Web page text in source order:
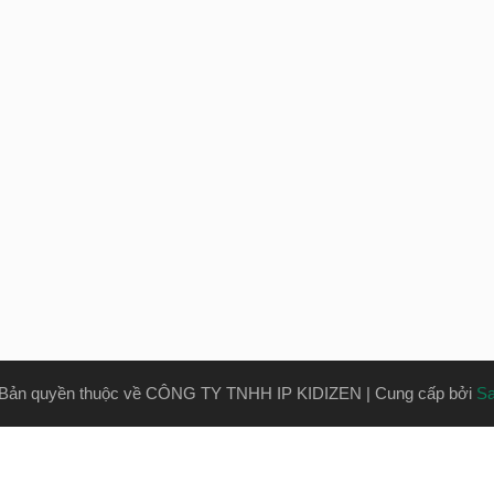
quyền thuộc về CÔNG TY TNHH IP KIDIZEN | Cung cấp bởi